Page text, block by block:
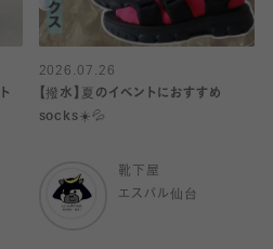
2026.07.26
【撥水】夏のイベントにおすすめ
socks☀️💦
靴下屋
エスパル仙台